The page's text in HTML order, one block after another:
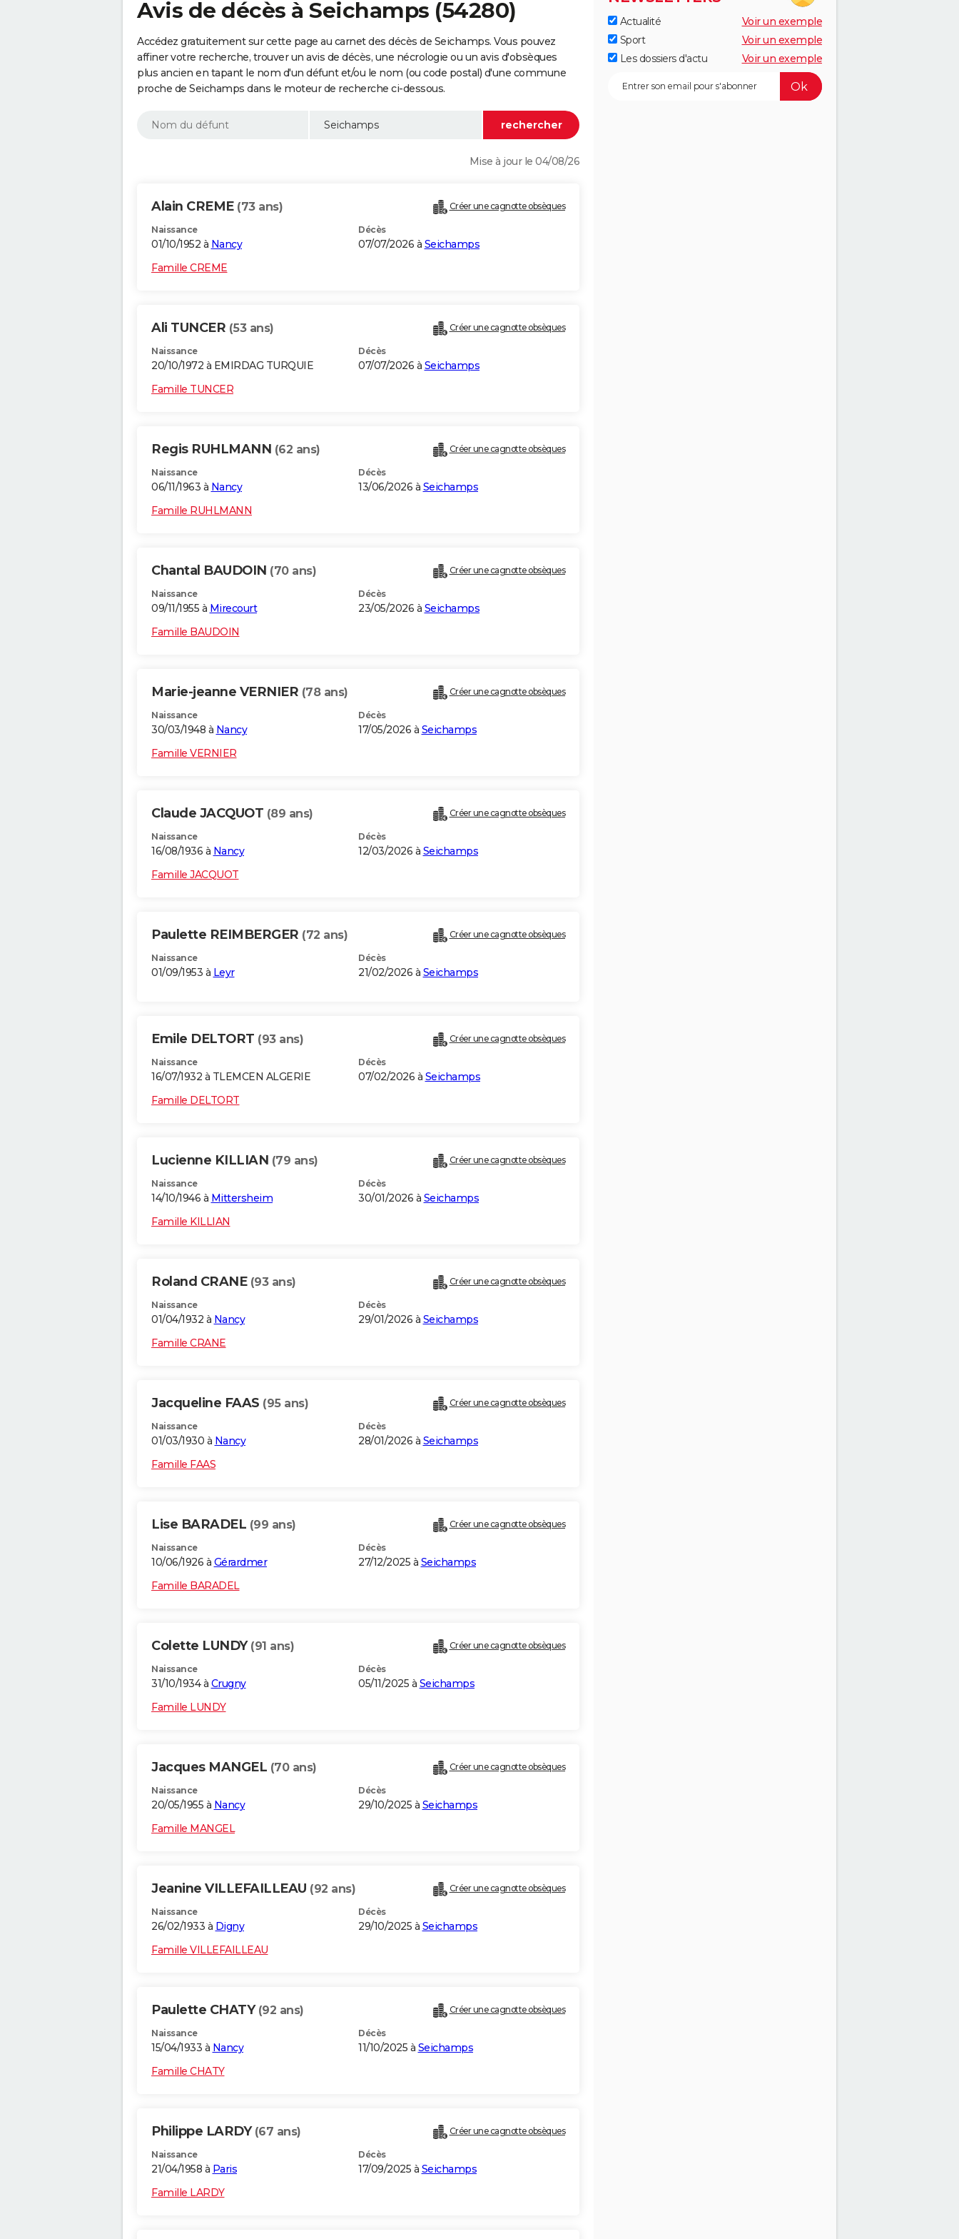
Avis de décès à Seichamps (54280)
Accédez gratuitement sur cette page au carnet des décès de Seichamps. Vous pouvez
affiner votre recherche, trouver un avis de décès, une nécrologie ou un avis d'obsèques
plus ancien en tapant le nom d'un défunt et/ou le nom (ou code postal) d'une commune
proche de Seichamps dans le moteur de recherche ci-dessous.
Mise à jour le 04/08/26
Alain CREME (73 ans) Créer une cagnotte obsèques
Naissance
01/10/1952 à Nancy
Décès
07/07/2026 à Seichamps
Famille CREME
Ali TUNCER (53 ans) Créer une cagnotte obsèques
Naissance
20/10/1972 à EMIRDAG TURQUIE
Décès
07/07/2026 à Seichamps
Famille TUNCER
Regis RUHLMANN (62 ans) Créer une cagnotte obsèques
Naissance
06/11/1963 à Nancy
Décès
13/06/2026 à Seichamps
Famille RUHLMANN
Chantal BAUDOIN (70 ans) Créer une cagnotte obsèques
Naissance
09/11/1955 à Mirecourt
Décès
23/05/2026 à Seichamps
Famille BAUDOIN
Marie-jeanne VERNIER (78 ans) Créer une cagnotte obsèques
Naissance
30/03/1948 à Nancy
Décès
17/05/2026 à Seichamps
Famille VERNIER
Claude JACQUOT (89 ans) Créer une cagnotte obsèques
Naissance
16/08/1936 à Nancy
Décès
12/03/2026 à Seichamps
Famille JACQUOT
Paulette REIMBERGER (72 ans) Créer une cagnotte obsèques
Naissance
01/09/1953 à Leyr
Décès
21/02/2026 à Seichamps
Emile DELTORT (93 ans) Créer une cagnotte obsèques
Naissance
16/07/1932 à TLEMCEN ALGERIE
Décès
07/02/2026 à Seichamps
Famille DELTORT
Lucienne KILLIAN (79 ans) Créer une cagnotte obsèques
Naissance
14/10/1946 à Mittersheim
Décès
30/01/2026 à Seichamps
Famille KILLIAN
Roland CRANE (93 ans) Créer une cagnotte obsèques
Naissance
01/04/1932 à Nancy
Décès
29/01/2026 à Seichamps
Famille CRANE
Jacqueline FAAS (95 ans) Créer une cagnotte obsèques
Naissance
01/03/1930 à Nancy
Décès
28/01/2026 à Seichamps
Famille FAAS
Lise BARADEL (99 ans) Créer une cagnotte obsèques
Naissance
10/06/1926 à Gérardmer
Décès
27/12/2025 à Seichamps
Famille BARADEL
Colette LUNDY (91 ans) Créer une cagnotte obsèques
Naissance
31/10/1934 à Crugny
Décès
05/11/2025 à Seichamps
Famille LUNDY
Jacques MANGEL (70 ans) Créer une cagnotte obsèques
Naissance
20/05/1955 à Nancy
Décès
29/10/2025 à Seichamps
Famille MANGEL
Jeanine VILLEFAILLEAU (92 ans) Créer une cagnotte obsèques
Naissance
26/02/1933 à Digny
Décès
29/10/2025 à Seichamps
Famille VILLEFAILLEAU
Paulette CHATY (92 ans) Créer une cagnotte obsèques
Naissance
15/04/1933 à Nancy
Décès
11/10/2025 à Seichamps
Famille CHATY
Philippe LARDY (67 ans) Créer une cagnotte obsèques
Naissance
21/04/1958 à Paris
Décès
17/09/2025 à Seichamps
Famille LARDY
Actualité
Voir un exemple
Sport
Voir un exemple
Les dossiers d'actu
Voir un exemple